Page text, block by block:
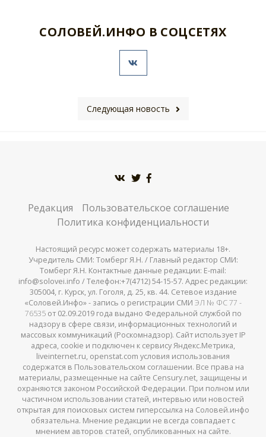
СОЛОВЕЙ.ИНФО В СОЦСЕТЯХ
Следующая новость
Редакция
Пользовательское соглашение
Политика конфиденциальности
Настоящий ресурс может содержать материалы 18+.
Учредитель СМИ: Томберг Я.Н. / Главный редактор СМИ:
Томберг Я.Н. Контактные данные редакции: E-mail:
info@solovei.info / Телефон:+7(4712) 54-15-57. Адрес редакции:
305004, г. Курск, ул. Гоголя, д. 25, кв. 44. Сетевое издание
«Соловей.Инфо» - запись о регистрации СМИ ЭЛ № ФС 77 -
76535от 02.09.2019 года выдано Федеральной службой по
надзору в сфере связи, информационных технологий и
массовых коммуникаций (Роскомнадзор). Сайт использует IP
адреса, cookie и подключен к сервису Яндекс.Метрика,
liveinternet.ru, openstat.com условия использования
содержатся в Пользовательском соглашении. Все права на
материалы, размещенные на сайте Censury.net, защищены и
охраняются законом Российской Федерации. При полном или
частичном использовании статей, интервью или новостей
открытая для поисковых систем гиперссылка на Соловей.инфо
обязательна. Мнение редакции не всегда совпадает с
мнением авторов статей, опубликованных на сайте.